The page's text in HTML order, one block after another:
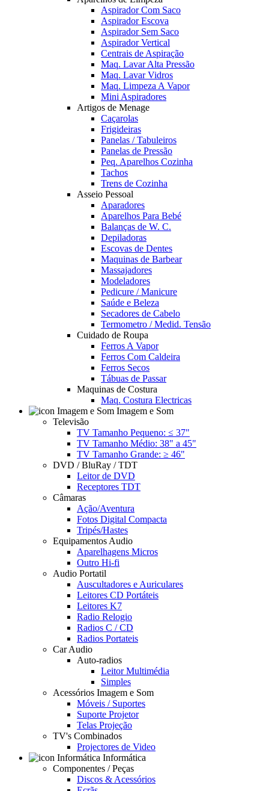
Aspirador Com Saco
Aspirador Escova
Aspirador Sem Saco
Aspirador Vertical
Centrais de Aspiração
Maq. Lavar Alta Pressão
Maq. Lavar Vidros
Maq. Limpeza A Vapor
Mini Aspiradores
Artigos de Menage
Caçarolas
Frigideiras
Panelas / Tabuleiros
Panelas de Pressão
Peq. Aparelhos Cozinha
Tachos
Trens de Cozinha
Asseio Pessoal
Aparadores
Aparelhos Para Bebé
Balanças de W. C.
Depiladoras
Escovas de Dentes
Maquinas de Barbear
Massajadores
Modeladores
Pedicure / Manicure
Saúde e Beleza
Secadores de Cabelo
Termometro / Medid. Tensão
Cuidado de Roupa
Ferros A Vapor
Ferros Com Caldeira
Ferros Secos
Tábuas de Passar
Maquinas de Costura
Maq. Costura Electricas
Imagem e Som
Televisão
TV Tamanho Pequeno: ≤ 37"
TV Tamanho Médio: 38" a 45"
TV Tamanho Grande: ≥ 46"
DVD / BluRay / TDT
Leitor de DVD
Receptores TDT
Câmaras
Ação/Aventura
Fotos Digital Compacta
Tripés/Hastes
Equipamentos Audio
Aparelhagens Micros
Outro Hi-fi
Audio Portatil
Auscultadores e Auriculares
Leitores CD Portáteis
Leitores K7
Radio Relogio
Radios C / CD
Radios Portateis
Car Audio
Auto-radios
Leitor Multimédia
Simples
Acessórios Imagem e Som
Móveis / Suportes
Suporte Projetor
Telas Projeção
TV's Combinados
Projectores de Video
Informática
Componentes / Peças
Discos & Acessórios